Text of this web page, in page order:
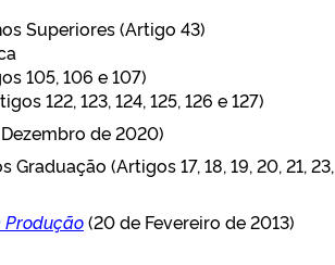
Superiores (Artigo 43)
105, 106 e 107)
122, 123, 124, 125, 126 e 127)
de 2020)
(Artigos 17, 18, 19, 20, 21, 23,
Produção(20 de Fevereiro de 2013)